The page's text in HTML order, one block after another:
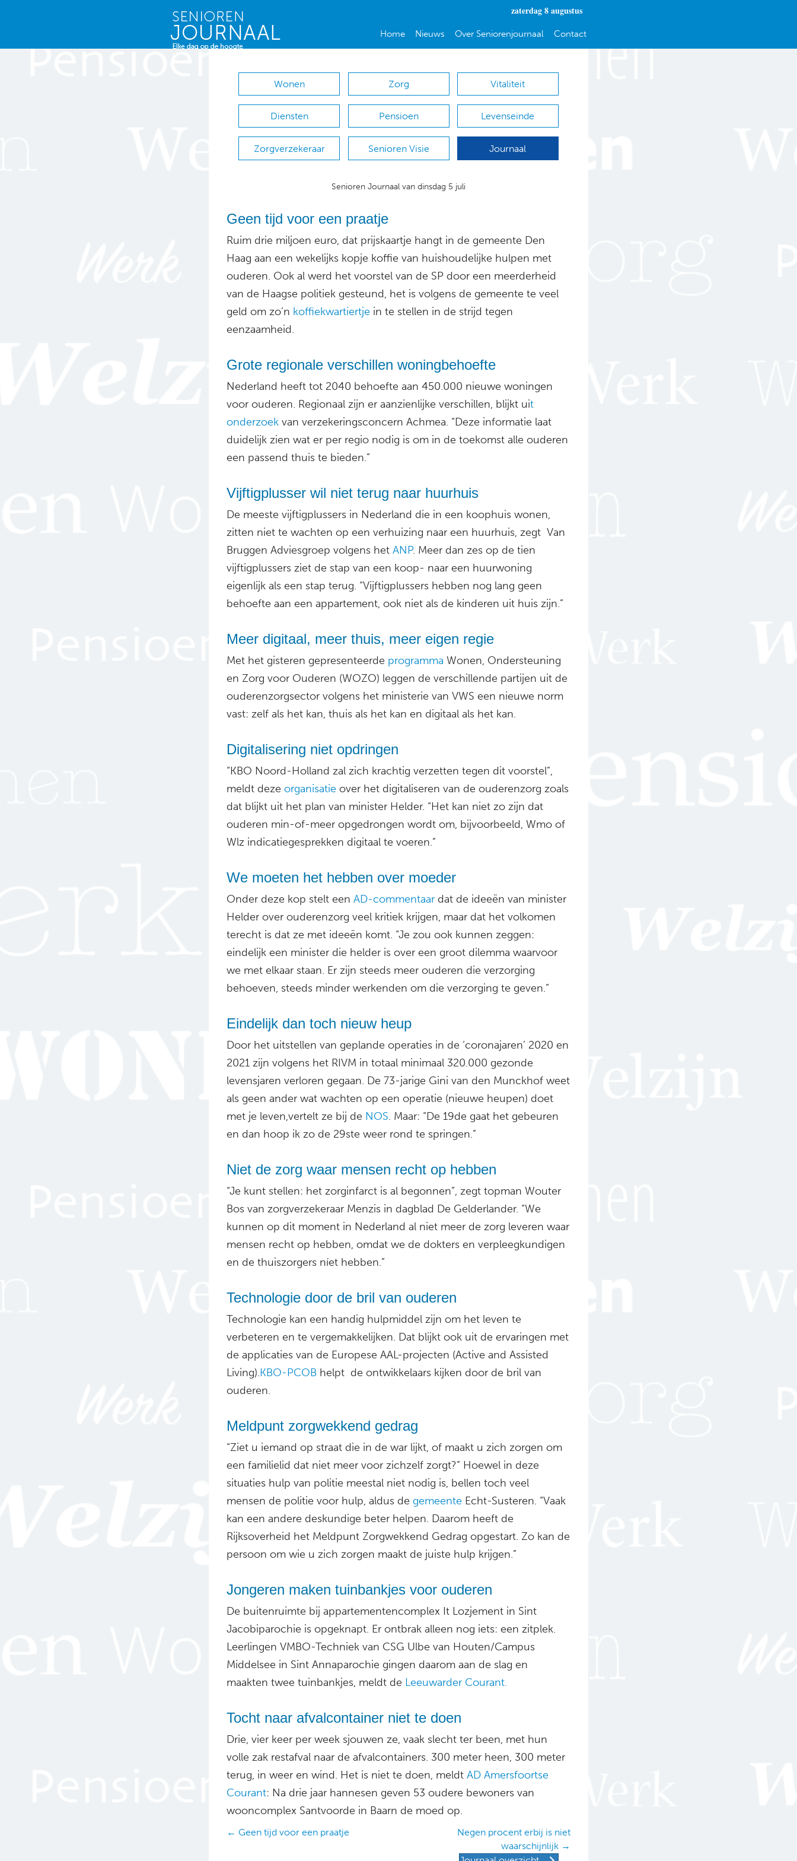
zaterdag 8 augustus
Home Nieuws Over Seniorenjournaal Contact
Wonen Zorg Vitaliteit
Diensten Pensioen Levenseinde
Zorgverzekeraar Senioren Visie Journaal
Senioren Journaal van dinsdag 5 juli
Geen tijd voor een praatje
Ruim drie miljoen euro, dat prijskaartje hangt in de gemeente Den
Haag aan een wekelijks kopje koffie van huishoudelijke hulpen met
ouderen. Ook al werd het voorstel van de SP door een meerderheid
van de Haagse politiek gesteund, het is volgens de gemeente te veel
geld om zo’n koffiekwartiertje in te stellen in de strijd tegen
eenzaamheid.
Grote regionale verschillen woningbehoefte
Nederland heeft tot 2040 behoefte aan 450.000 nieuwe woningen
voor ouderen. Regionaal zijn er aanzienlijke verschillen, blijkt uit
onderzoek van verzekeringsconcern Achmea. “Deze informatie laat
duidelijk zien wat er per regio nodig is om in de toekomst alle ouderen
een passend thuis te bieden.”
Vijftigplusser wil niet terug naar huurhuis
De meeste vijftigplussers in Nederland die in een koophuis wonen,
zitten niet te wachten op een verhuizing naar een huurhuis, zegt Van
Bruggen Adviesgroep volgens het ANP. Meer dan zes op de tien
vijftigplussers ziet de stap van een koop- naar een huurwoning
eigenlijk als een stap terug. “Vijftigplussers hebben nog lang geen
behoefte aan een appartement, ook niet als de kinderen uit huis zijn.”
Meer digitaal, meer thuis, meer eigen regie
Met het gisteren gepresenteerde programma Wonen, Ondersteuning
en Zorg voor Ouderen (WOZO) leggen de verschillende partijen uit de
ouderenzorgsector volgens het ministerie van VWS een nieuwe norm
vast: zelf als het kan, thuis als het kan en digitaal als het kan.
Digitalisering niet opdringen
“KBO Noord-Holland zal zich krachtig verzetten tegen dit voorstel”,
meldt deze organisatie over het digitaliseren van de ouderenzorg zoals
dat blijkt uit het plan van minister Helder. “Het kan niet zo zijn dat
ouderen min-of-meer opgedrongen wordt om, bijvoorbeeld, Wmo of
Wlz indicatiegesprekken digitaal te voeren.”
We moeten het hebben over moeder
Onder deze kop stelt een AD-commentaar dat de ideeën van minister
Helder over ouderenzorg veel kritiek krijgen, maar dat het volkomen
terecht is dat ze met ideeën komt. “Je zou ook kunnen zeggen:
eindelijk een minister die helder is over een groot dilemma waarvoor
we met elkaar staan. Er zijn steeds meer ouderen die verzorging
behoeven, steeds minder werkenden om die verzorging te geven.”
Eindelijk dan toch nieuw heup
Door het uitstellen van geplande operaties in de ‘coronajaren’ 2020 en
2021 zijn volgens het RIVM in totaal minimaal 320.000 gezonde
levensjaren verloren gegaan. De 73-jarige Gini van den Munckhof weet
als geen ander wat wachten op een operatie (nieuwe heupen) doet
met je leven,vertelt ze bij de NOS. Maar: “De 19de gaat het gebeuren
en dan hoop ik zo de 29ste weer rond te springen.”
Niet de zorg waar mensen recht op hebben
“Je kunt stellen: het zorginfarct is al begonnen”, zegt topman Wouter
Bos van zorgverzekeraar Menzis in dagblad De Gelderlander. “We
kunnen op dit moment in Nederland al niet meer de zorg leveren waar
mensen recht op hebben, omdat we de dokters en verpleegkundigen
en de thuiszorgers níet hebben.”
Technologie door de bril van ouderen
Technologie kan een handig hulpmiddel zijn om het leven te
verbeteren en te vergemakkelijken. Dat blijkt ook uit de ervaringen met
de applicaties van de Europese AAL-projecten (Active and Assisted
Living).KBO-PCOB helpt de ontwikkelaars kijken door de bril van
ouderen.
Meldpunt zorgwekkend gedrag
“Ziet u iemand op straat die in de war lijkt, of maakt u zich zorgen om
een familielid dat niet meer voor zichzelf zorgt?” Hoewel in deze
situaties hulp van politie meestal niet nodig is, bellen toch veel
mensen de politie voor hulp, aldus de gemeente Echt-Susteren. “Vaak
kan een andere deskundige beter helpen. Daarom heeft de
Rijksoverheid het Meldpunt Zorgwekkend Gedrag opgestart. Zo kan de
persoon om wie u zich zorgen maakt de juiste hulp krijgen.”
Jongeren maken tuinbankjes voor ouderen
De buitenruimte bij appartementencomplex It Lozjement in Sint
Jacobiparochie is opgeknapt. Er ontbrak alleen nog iets: een zitplek.
Leerlingen VMBO-Techniek van CSG Ulbe van Houten/Campus
Middelsee in Sint Annaparochie gingen daarom aan de slag en
maakten twee tuinbankjes, meldt de Leeuwarder Courant.
Tocht naar afvalcontainer niet te doen
Drie, vier keer per week sjouwen ze, vaak slecht ter been, met hun
volle zak restafval naar de afvalcontainers. 300 meter heen, 300 meter
terug, in weer en wind. Het is niet te doen, meldt AD Amersfoortse
Courant: Na drie jaar hannesen geven 53 oudere bewoners van
wooncomplex Santvoorde in Baarn de moed op.
Posts
← Geen tijd voor een praatje
Negen procent erbij is niet
waarschijnlijk →